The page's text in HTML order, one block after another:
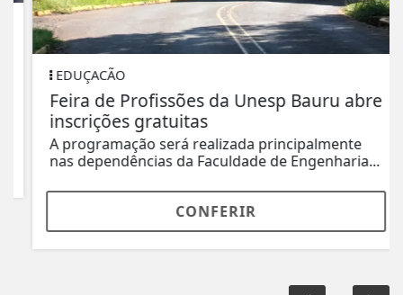
EDUÇACÃO
Feira de Profissões da Unesp Bauru abre
inscrições gratuitas
A programação será realizada principalmente
nas dependências da Faculdade de Engenharia...
CONFERIR